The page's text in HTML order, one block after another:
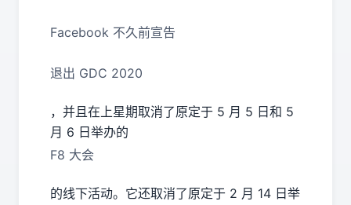
Facebook 不久前宣告
退出 GDC 2020
，并且在上星期取消了原定于 5 月 5 日和 5
月 6 日举办的
F8 大会
的线下活动。它还取消了原定于 2 月 14 日举